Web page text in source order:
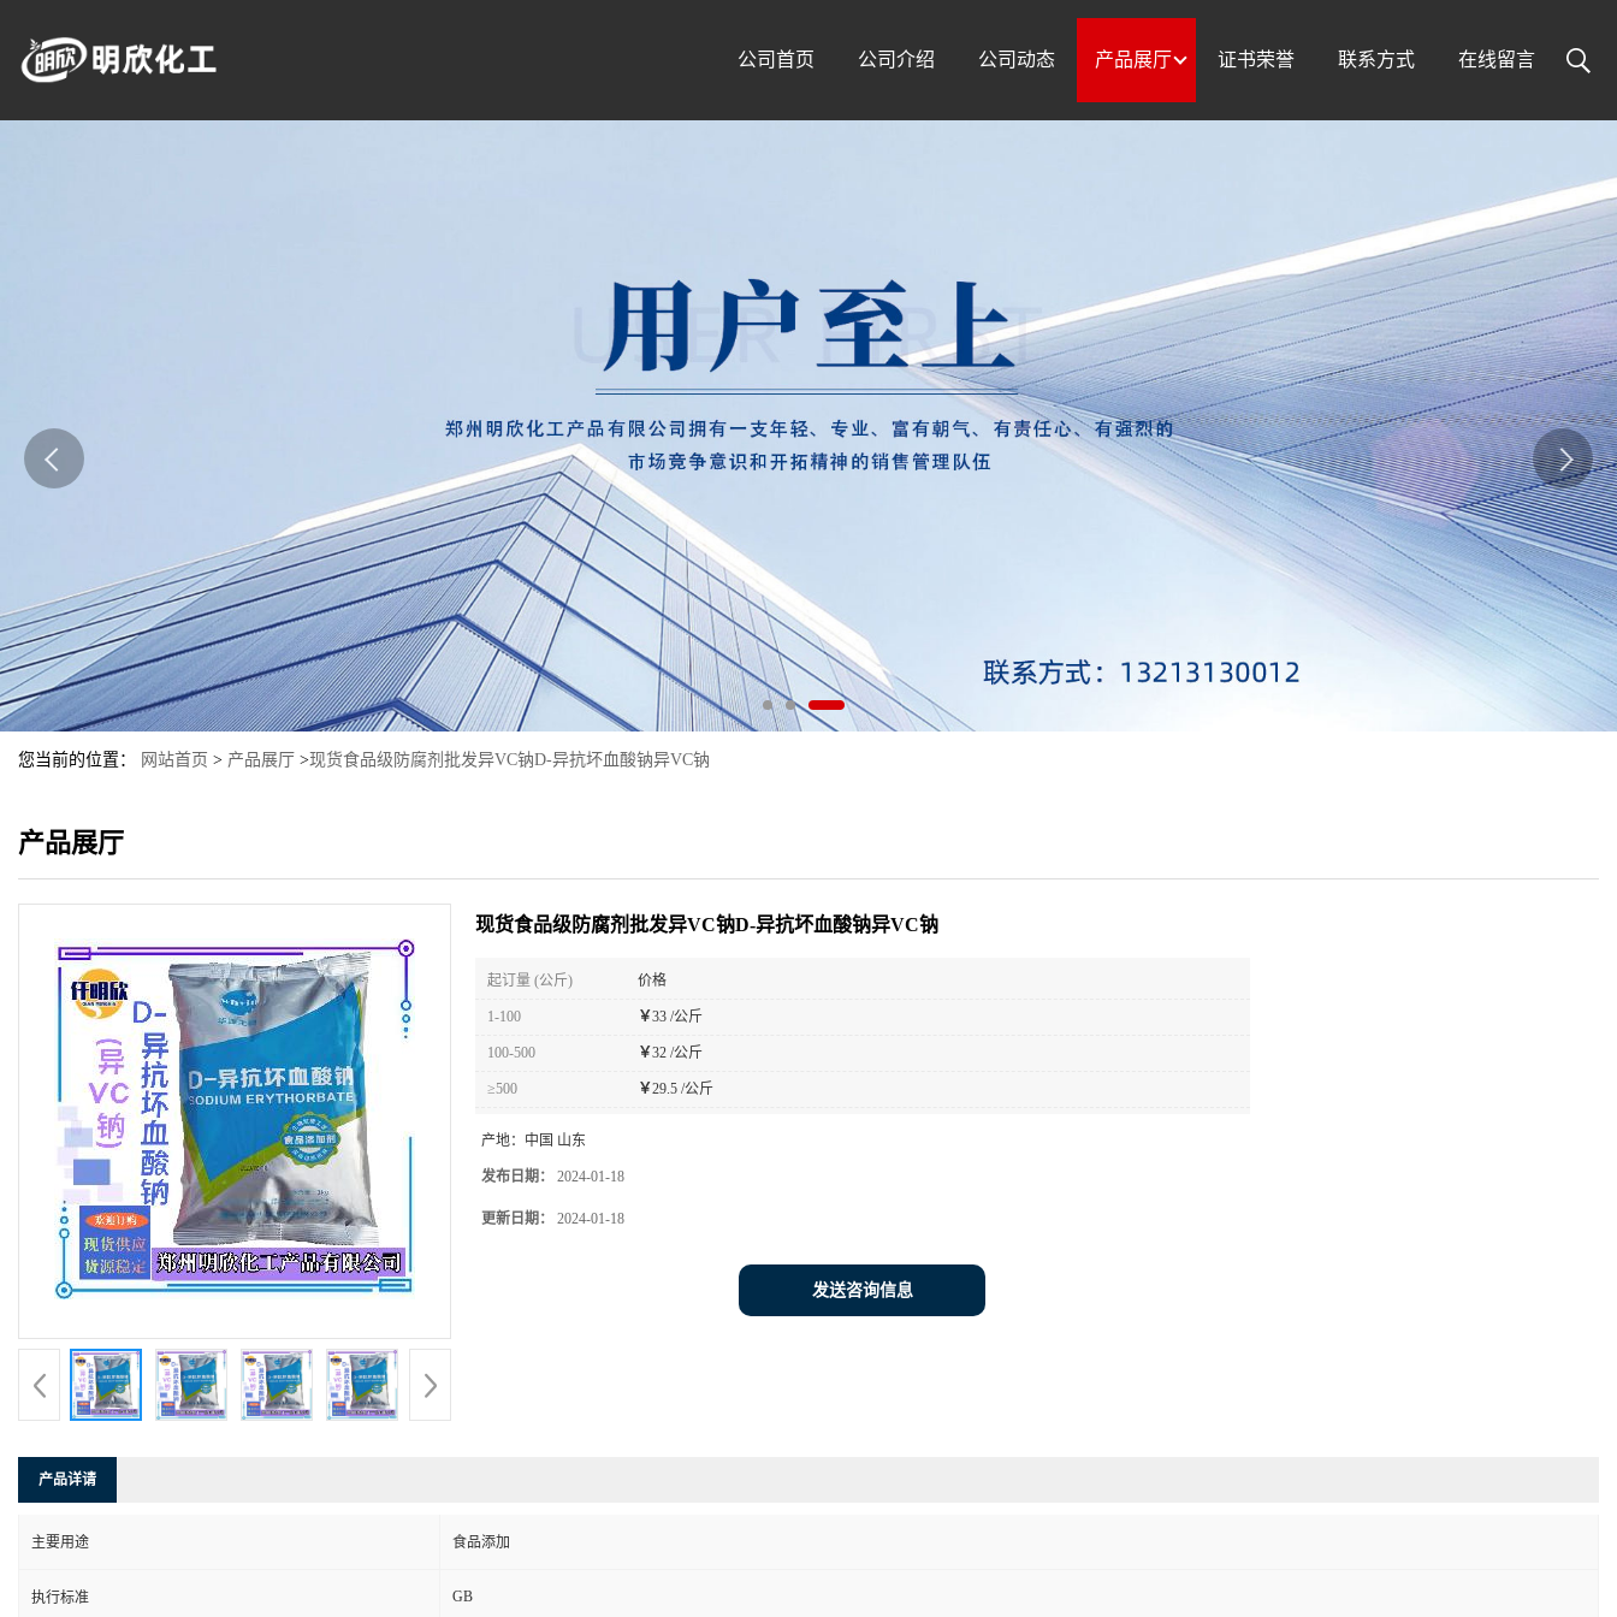
公司首页 公司介绍 公司动态 产品展厅 证书荣誉 联系方式 在线留言
您当前的位置： 网站首页 > 产品展厅 >现货食品级防腐剂批发异VC钠D-异抗坏血酸钠异VC钠
产品展厅
现货食品级防腐剂批发异VC钠D-异抗坏血酸钠异VC钠
起订量 (公斤) 价格
1-100 ￥33 /公斤
100-500 ￥32 /公斤
≥500 ￥29.5 /公斤
产地： 中国 山东
发布日期： 2024-01-18
更新日期： 2024-01-18
发送咨询信息
产品详请
主要用途 食品添加
执行标准 GB